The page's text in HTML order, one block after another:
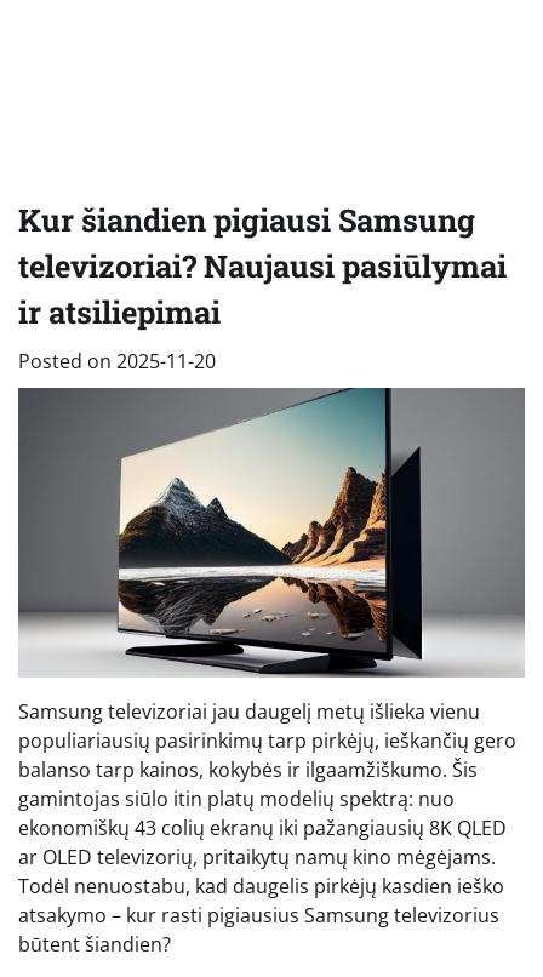
Kur šiandien pigiausi Samsung
televizoriai? Naujausi pasiūlymai
ir atsiliepimai
Posted on 2025-11-20
Samsung televizoriai jau daugelį metų išlieka vienu
populiariausių pasirinkimų tarp pirkėjų, ieškančių gero
balanso tarp kainos, kokybės ir ilgaamžiškumo. Šis
gamintojas siūlo itin platų modelių spektrą: nuo
ekonomiškų 43 colių ekranų iki pažangiausių 8K QLED
ar OLED televizorių, pritaikytų namų kino mėgėjams.
Todėl nenuostabu, kad daugelis pirkėjų kasdien ieško
atsakymo – kur rasti pigiausius Samsung televizorius
būtent šiandien?